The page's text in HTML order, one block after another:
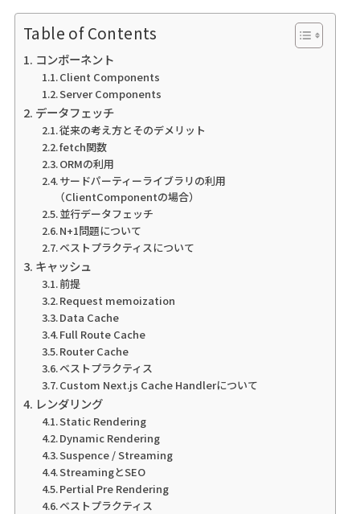
Table of Contents
コンポーネント
Client Components
Server Components
データフェッチ
従来の考え方とそのデメリット
fetch関数
ORMの利用
サードパーティーライブラリの利用
（ClientComponentの場合）
並行データフェッチ
N+1問題について
ベストプラクティスについて
キャッシュ
前提
Request memoization
Data Cache
Full Route Cache
Router Cache
ベストプラクティス
Custom Next.js Cache Handlerについて
レンダリング
Static Rendering
Dynamic Rendering
Suspence / Streaming
StreamingとSEO
Pertial Pre Rendering
ベストプラクティス